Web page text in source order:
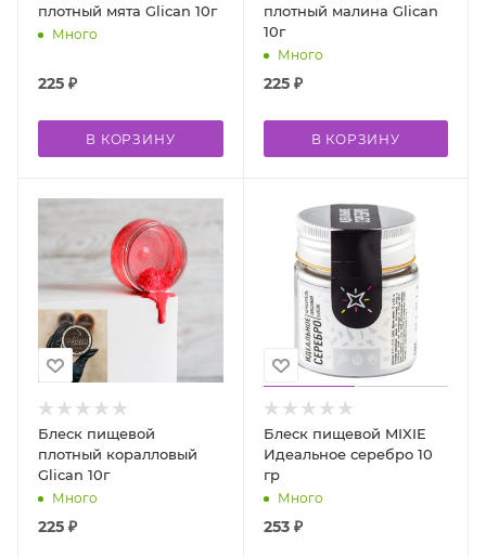
плотный мята Glican 10г
Много
225 ₽
В КОРЗИНУ
плотный малина Glican
10г
Много
225₽
В КОРЗИНУ
Блеск пищевой
плотный коралловый
Glican 10г
Много
225 ₽
Блеск пищевой MIXIE
Идеальное серебро 10
гр
Много
253₽